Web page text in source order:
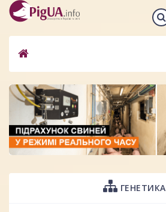
ГЕНЕТИКА